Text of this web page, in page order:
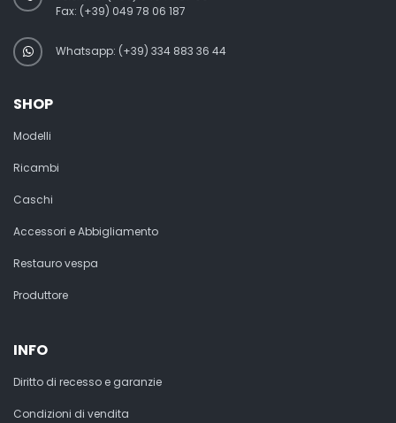
Fax: (+39) 049 78 06 187
Whatsapp: (+39) 334 883 36 44
SHOP
Modelli
Ricambi
Caschi
Accessori e Abbigliamento
Restauro vespa
Produttore
INFO
Diritto di recesso e garanzie
Condizioni di vendita